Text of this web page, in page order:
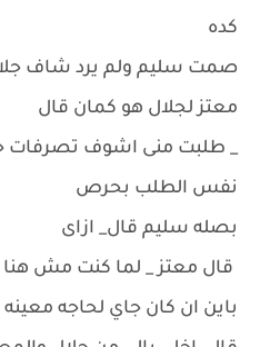
كده
صمت سليم ولم يرد شاف
معتز لجلال هو كمان قال
_ طلبت منى اشوف تصرفات
نفس الطلب بحرص
بصله سليم قال_ ازاى
قال معتز _ لما كنت مش هنا
باين ان كان جاي لحاجه